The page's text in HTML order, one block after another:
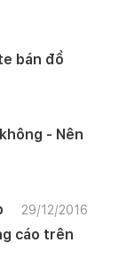
bán đồ
- Nên
29/12/2016
cáo trên